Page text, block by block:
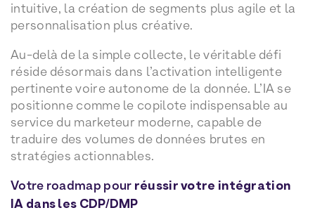
intuitive, la création de segments plus agile et la
personnalisation plus créative.
Au-delà de la simple collecte, le véritable défi
réside désormais dans l’activation intelligente
pertinente voire autonome de la donnée. L’IA se
positionne comme le copilote indispensable au
service du marketeur moderne, capable de
traduire des volumes de données brutes en
stratégies actionnables.
Votre roadmap pour réussir votre intégration
IA dans les CDP/DMP